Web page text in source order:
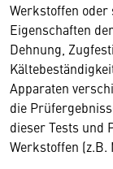
Werkstoffen
Eigenschaften
Dehnung,
Apparaten
die
dieser Tests und
Werkstoffen